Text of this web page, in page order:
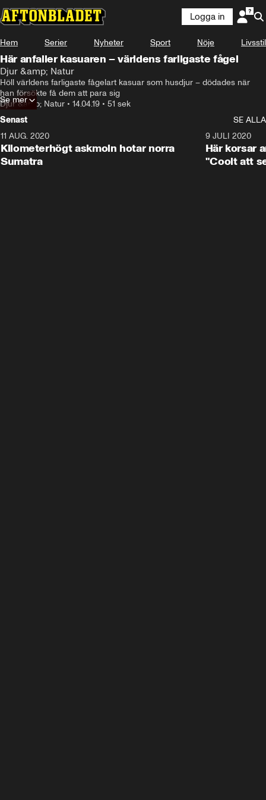
Logga in
Hem Serier Nyheter Sport Nöje Livsstil
Här anfaller kasuaren – världens farligaste fågel
Djur &amp; Natur
Höll världens farligaste fågelart kasuar som husdjur – dödades när
han försökte få dem att para sig
Djur &amp; Natur • 14.04.19 • 51 sek
Se mer
Senast
SE ALLA
11 AUG. 2020
Kilometerhögt askmoln hotar norra
Sumatra
9 JULI 2020
Här korsar
"Coolt att